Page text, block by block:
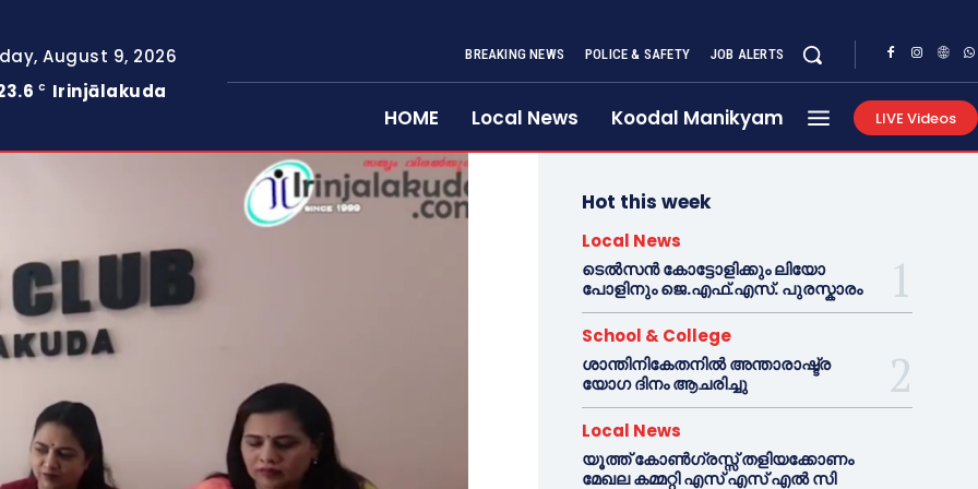
August 9, 2026
C Irinjālakuda
BREAKING NEWS POLICE & SAFETY JOB ALERTS
HOME Local News Koodal Manikyam LIVE Videos
Hot this week
Local News
ടെൽസൻ കോട്ടോളിക്കും ലിയോ
പോളിനും ജെ.എഫ്.എസ്. പുരസ്കാരം
School & College
ശാന്തിനികേതനിൽ അന്താരാഷ്ട്ര
യോഗ ദിനം ആചരിച്ചു
Local News
യൂത്ത് കോൺഗ്രസ്സ് തളിയക്കോണം
മേഖല കമ്മറ്റി എസ് എസ് എൽ സി